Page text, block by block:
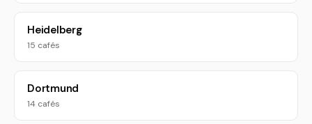
Heidelberg
15 cafés
Dortmund
14 cafés